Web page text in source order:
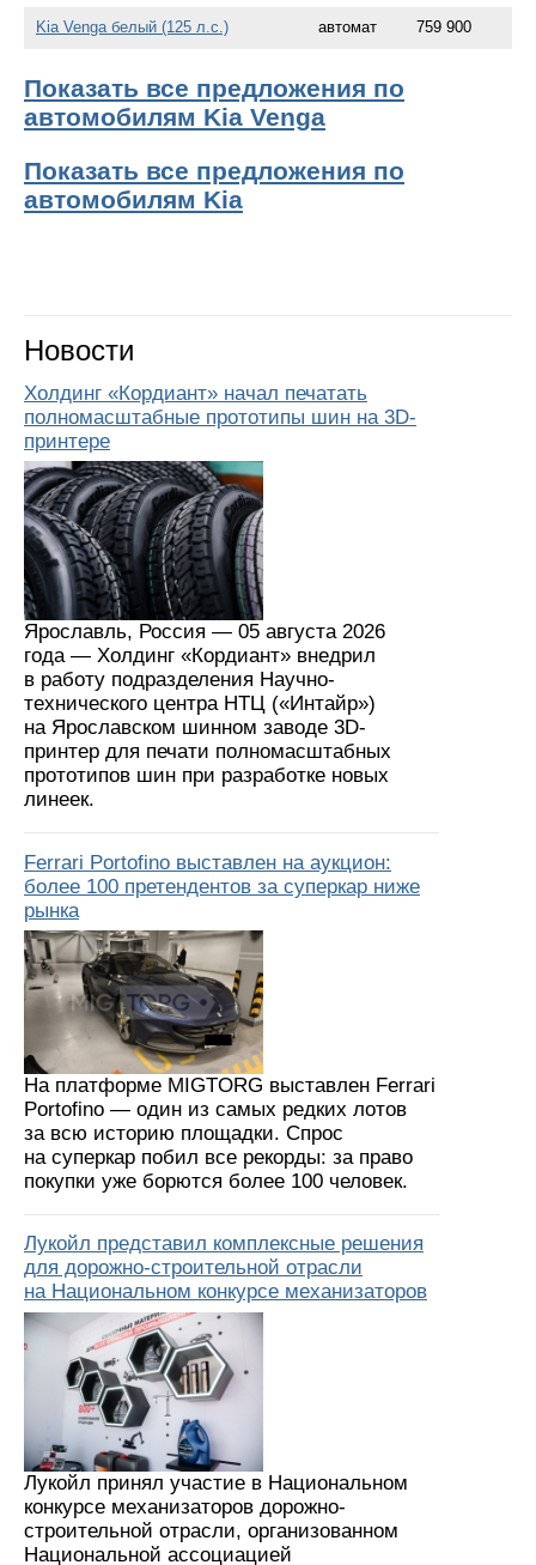
Kia Venga белый (125 л.с.) автомат 759 900
Показать все предложения по
автомобилям Kia Venga
Показать все предложения по
автомобилям Kia
Новости
Холдинг «Кордиант» начал печатать
полномасштабные прототипы шин на 3D-
принтере
Ярославль, Россия — 05 августа 2026
года — Холдинг «Кордиант» внедрил
в работу подразделения Научно-
технического центра НТЦ («Интайр»)
на Ярославском шинном заводе 3D-
принтер для печати полномасштабных
прототипов шин при разработке новых
линеек.
Ferrari Portofino выставлен на аукцион:
более 100 претендентов за суперкар ниже
рынка
На платформе MIGTORG выставлен Ferrari
Portofino — один из самых редких лотов
за всю историю площадки. Спрос
на суперкар побил все рекорды: за право
покупки уже борются более 100 человек.
Лукойл представил комплексные решения
для дорожно-строительной отрасли
на Национальном конкурсе механизаторов
Лукойл принял участие в Национальном
конкурсе механизаторов дорожно-
строительной отрасли, организованном
Национальной ассоциацией